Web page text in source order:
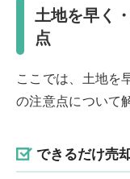
土地を早く
点
ここでは、土地を
の注意点について
できるだけ売